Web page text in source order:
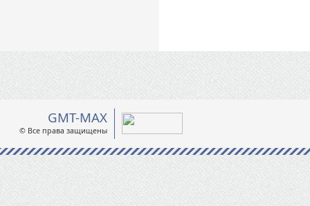
GMT-MAX
© Все права защищены